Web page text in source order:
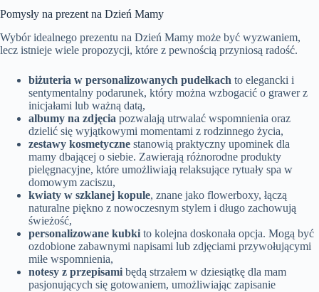
Pomysły na prezent na Dzień Mamy
Wybór idealnego prezentu na Dzień Mamy może być wyzwaniem,
lecz istnieje wiele propozycji, które z pewnością przyniosą radość.
biżuteria w personalizowanych pudełkach to elegancki i
sentymentalny podarunek, który można wzbogacić o grawer z
inicjałami lub ważną datą,
albumy na zdjęcia pozwalają utrwalać wspomnienia oraz
dzielić się wyjątkowymi momentami z rodzinnego życia,
zestawy kosmetyczne stanowią praktyczny upominek dla
mamy dbającej o siebie. Zawierają różnorodne produkty
pielęgnacyjne, które umożliwiają relaksujące rytuały spa w
domowym zaciszu,
kwiaty w szklanej kopule, znane jako flowerboxy, łączą
naturalne piękno z nowoczesnym stylem i długo zachowują
świeżość,
personalizowane kubki to kolejna doskonała opcja. Mogą być
ozdobione zabawnymi napisami lub zdjęciami przywołującymi
miłe wspomnienia,
notesy z przepisami będą strzałem w dziesiątkę dla mam
pasjonujących się gotowaniem, umożliwiając zapisanie